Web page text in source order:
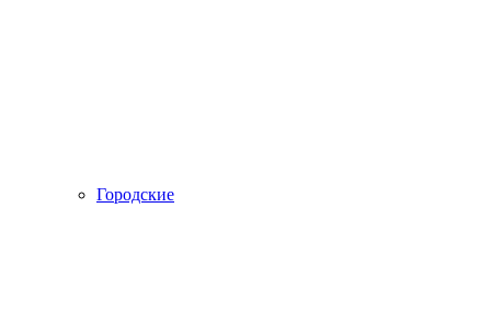
Городские